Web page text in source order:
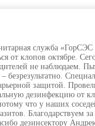
служба «ГорСЭС
от клопов октябре.
не наблюдаем.
безрезультатно.
защитой.
дезинфекцию от
что у наших
Благодарствуем
дезинсектору